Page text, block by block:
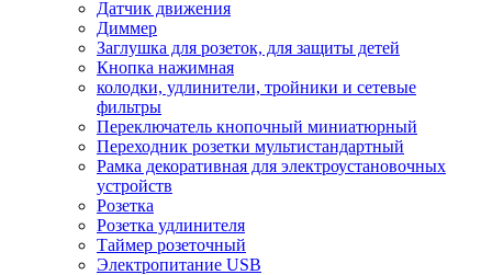
Датчик движения
Диммер
Заглушка для розеток, для защиты детей
Кнопка нажимная
колодки, удлинители, тройники и сетевые
фильтры
Переключатель кнопочный миниатюрный
Переходник розетки мультистандартный
Рамка декоративная для электроустановочных
устройств
Розетка
Розетка удлинителя
Таймер розеточный
Электропитание USB